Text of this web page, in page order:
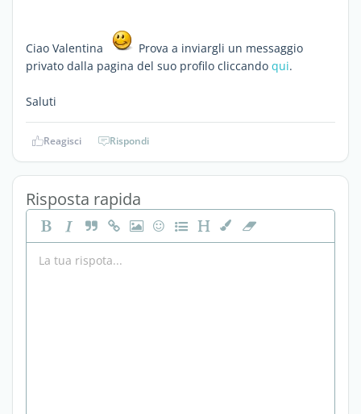
Ciao Valentina
Prova a inviargli un messaggio
privato dalla pagina del suo profilo cliccando qui.
Saluti
Reagisci Rispondi
Risposta rapida